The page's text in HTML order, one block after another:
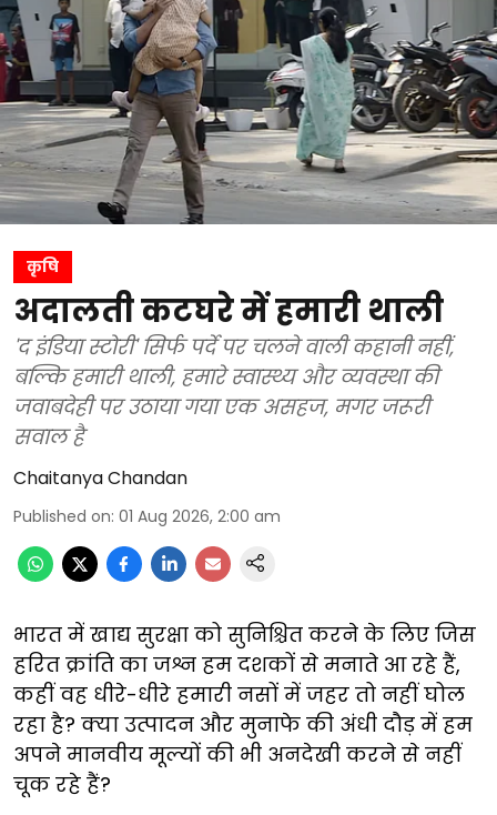
कृषि
अदालती कटघरे में हमारी थाली
'द इंडिया स्टोरी' सिर्फ पर्दे पर चलने वाली कहानी नहीं,
बल्कि हमारी थाली, हमारे स्वास्थ्य और व्यवस्था की
जवाबदेही पर उठाया गया एक असहज, मगर जरूरी
सवाल है
Chaitanya Chandan
Published on: 01 Aug 2026, 2:00 am
भारत में खाद्य सुरक्षा को सुनिश्चित करने के लिए जिस
हरित क्रांति का जश्न हम दशकों से मनाते आ रहे हैं,
कहीं वह धीरे-धीरे हमारी नसों में जहर तो नहीं घोल
रहा है? क्या उत्पादन और मुनाफे की अंधी दौड़ में हम
अपने मानवीय मूल्यों की भी अनदेखी करने से नहीं
चूक रहे हैं?